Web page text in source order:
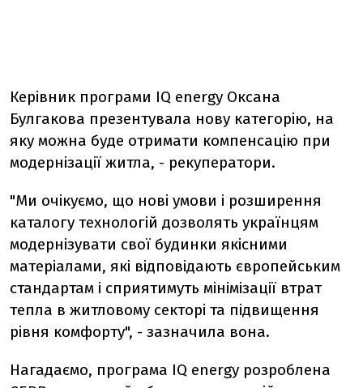
Керівник програми IQ energy Оксана
Булгакова презентувала нову категорію, на
яку можна буде отримати компенсацію при
модернізації житла, - рекуператори.
"Ми очікуємо, що нові умови і розширення
каталогу технологій дозволять українцям
модернізувати свої будинки якісними
матеріалами, які відповідають європейським
стандартам і сприятимуть мінімізації втрат
тепла в житловому секторі та підвищення
рівня комфорту", - зазначила вона.
Нагадаємо, програма IQ energy розроблена